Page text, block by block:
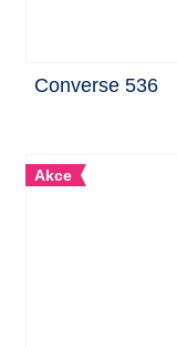
Converse 536
Akce